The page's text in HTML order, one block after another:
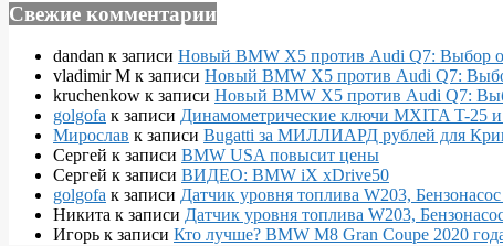
Свежие комментарии
dandan к записи Новый BMW X5 против Audi Q7: Выбор
vladimir M к записи Новый BMW X5 против Audi Q7:
kruchenkow к записи Новый BMW X5 против Audi Q7:
golgofa к записи Динамометрические ключи MXITA T-25
Мирослав к записи Bugatti за МИЛЛИАРД рублей для
Сергей к записи BMW USA повысит цены
Сергей к записи ВИДЕО: BMW iX xDrive50
golgofa к записи Датчик уровня топлива W203,
Никита к записи Датчик уровня топлива W203,
Игорь к записи Кто лучше? BMW M8 Gran Coupe 2020